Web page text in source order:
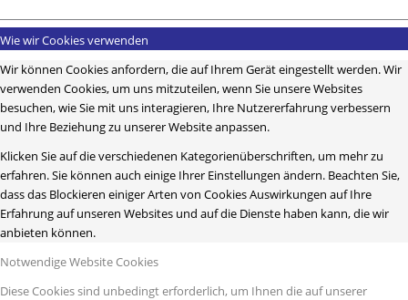
Wie wir Cookies verwenden
Wir können Cookies anfordern, die auf Ihrem Gerät eingestellt werden. Wir
verwenden Cookies, um uns mitzuteilen, wenn Sie unsere Websites
besuchen, wie Sie mit uns interagieren, Ihre Nutzererfahrung verbessern
und Ihre Beziehung zu unserer Website anpassen.
Klicken Sie auf die verschiedenen Kategorienüberschriften, um mehr zu
erfahren. Sie können auch einige Ihrer Einstellungen ändern. Beachten Sie,
dass das Blockieren einiger Arten von Cookies Auswirkungen auf Ihre
Erfahrung auf unseren Websites und auf die Dienste haben kann, die wir
anbieten können.
Notwendige Website Cookies
Diese Cookies sind unbedingt erforderlich, um Ihnen die auf unserer